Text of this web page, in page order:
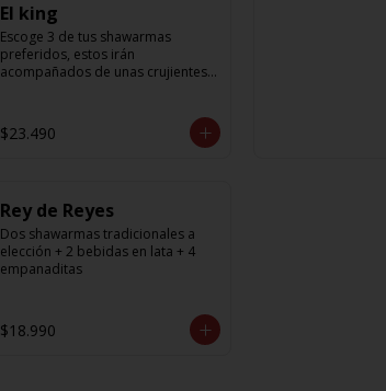
El king
Escoge 3 de tus shawarmas
preferidos, estos irán
acompañados de unas crujientes
bebida de 1.5L. (Promoción no
acumulable con otras
en los comentarios, si desea
agregar a todos debe agregar la
cantidad exacta igual a la cantidad
de shawarmas de la promoción)
$23.490
Rey de Reyes
Dos shawarmas tradicionales a
elección + 2 bebidas en lata + 4
empanaditas
$18.990